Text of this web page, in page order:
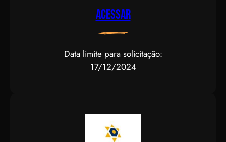
Acessar
Data limite para solicitação:
17/12/2024